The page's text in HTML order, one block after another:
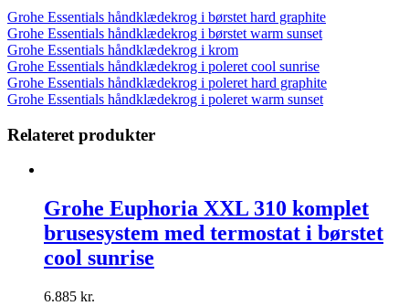
Grohe Essentials håndklædekrog i børstet hard graphite
Grohe Essentials håndklædekrog i børstet warm sunset
Grohe Essentials håndklædekrog i krom
Grohe Essentials håndklædekrog i poleret cool sunrise
Grohe Essentials håndklædekrog i poleret hard graphite
Grohe Essentials håndklædekrog i poleret warm sunset
Relateret produkter
Grohe Euphoria XXL 310 komplet
brusesystem med termostat i børstet
cool sunrise
6.885 kr.